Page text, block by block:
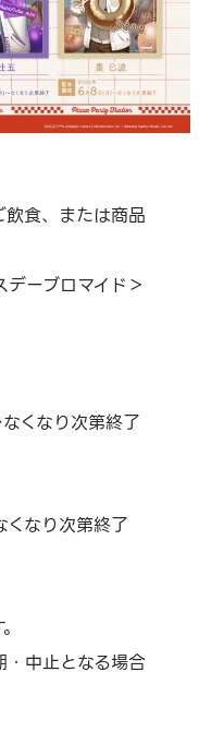
食、または商品
ーブロマイド＞
くなり次第終了
なり次第終了
中止となる場合